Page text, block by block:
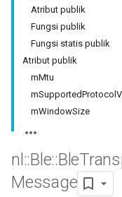
Atribut publik
Fungsi publik
Fungsi statis publik
Atribut publik
mMtu
mWindowSize
nl ::Ble::Ble
Message